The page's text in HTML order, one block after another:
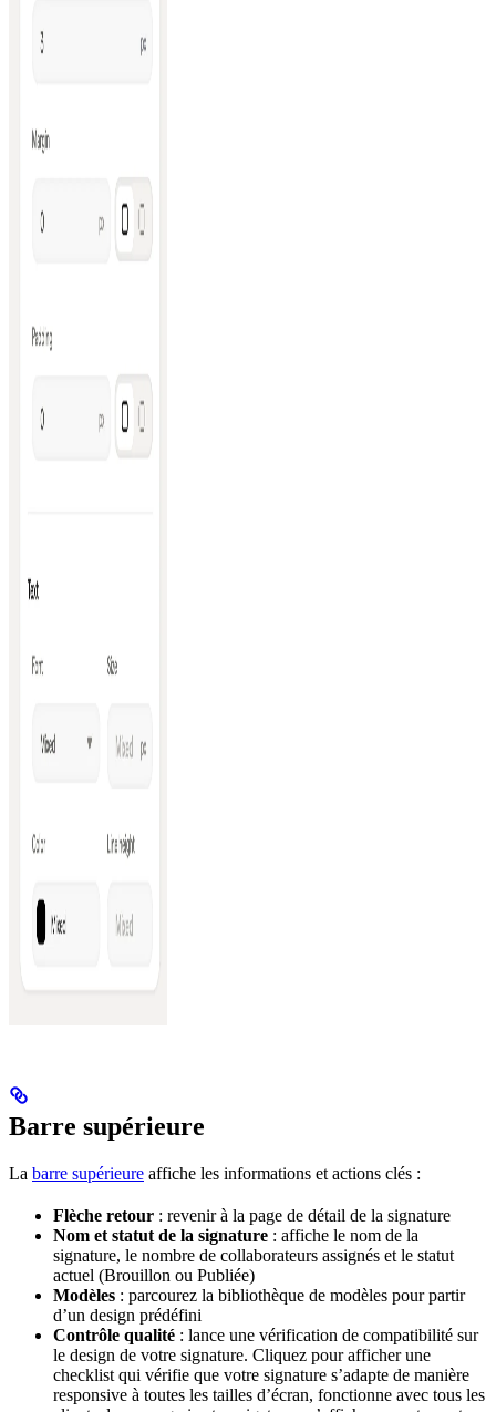
Barre supérieure
La barre supérieure affiche les informations et actions clés :
Flèche retour : revenir à la page de détail de la signature
Nom et statut de la signature : affiche le nom de la
signature, le nombre de collaborateurs assignés et le statut
actuel (Brouillon ou Publiée)
Modèles : parcourez la bibliothèque de modèles pour partir
d’un design prédéfini
Contrôle qualité : lance une vérification de compatibilité sur
le design de votre signature. Cliquez pour afficher une
checklist qui vérifie que votre signature s’adapte de manière
responsive à toutes les tailles d’écran, fonctionne avec tous les